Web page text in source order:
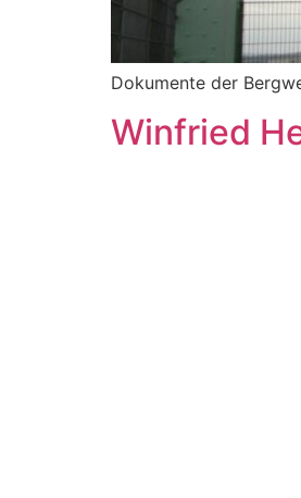
Dokumente der
Winfried